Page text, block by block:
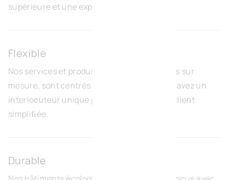
supérieure et une expérience unique.
Flexible
Nos services et produits modulables, conçus sur
mesure, sont centrés sur vos besoins. Vous avez un
interlocuteur unique pour une expérience client
simplifiée.
Durable